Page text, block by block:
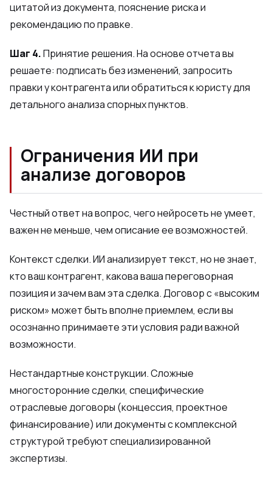
цитатой из документа, пояснение риска и
рекомендацию по правке.
Шаг 4.Принятие решения. На основе отчета вы
решаете: подписать без изменений, запросить
правки у контрагента или обратиться к юристу для
детального анализа спорных пунктов.
Ограничения ИИ при
анализе договоров
Честный ответ на вопрос, чего нейросеть не умеет,
важен не меньше, чем описание ее возможностей.
Контекст сделки. ИИ анализирует текст, но не знает,
кто ваш контрагент, какова ваша переговорная
позиция и зачем вам эта сделка. Договор с «высоким
риском» может быть вполне приемлем, если вы
осознанно принимаете эти условия ради важной
возможности.
Нестандартные конструкции. Сложные
многосторонние сделки, специфические
отраслевые договоры (концессия, проектное
финансирование) или документы с комплексной
структурой требуют специализированной
экспертизы.